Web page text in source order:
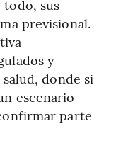
todo, sus
previsional.
y
donde si
escenario
parte